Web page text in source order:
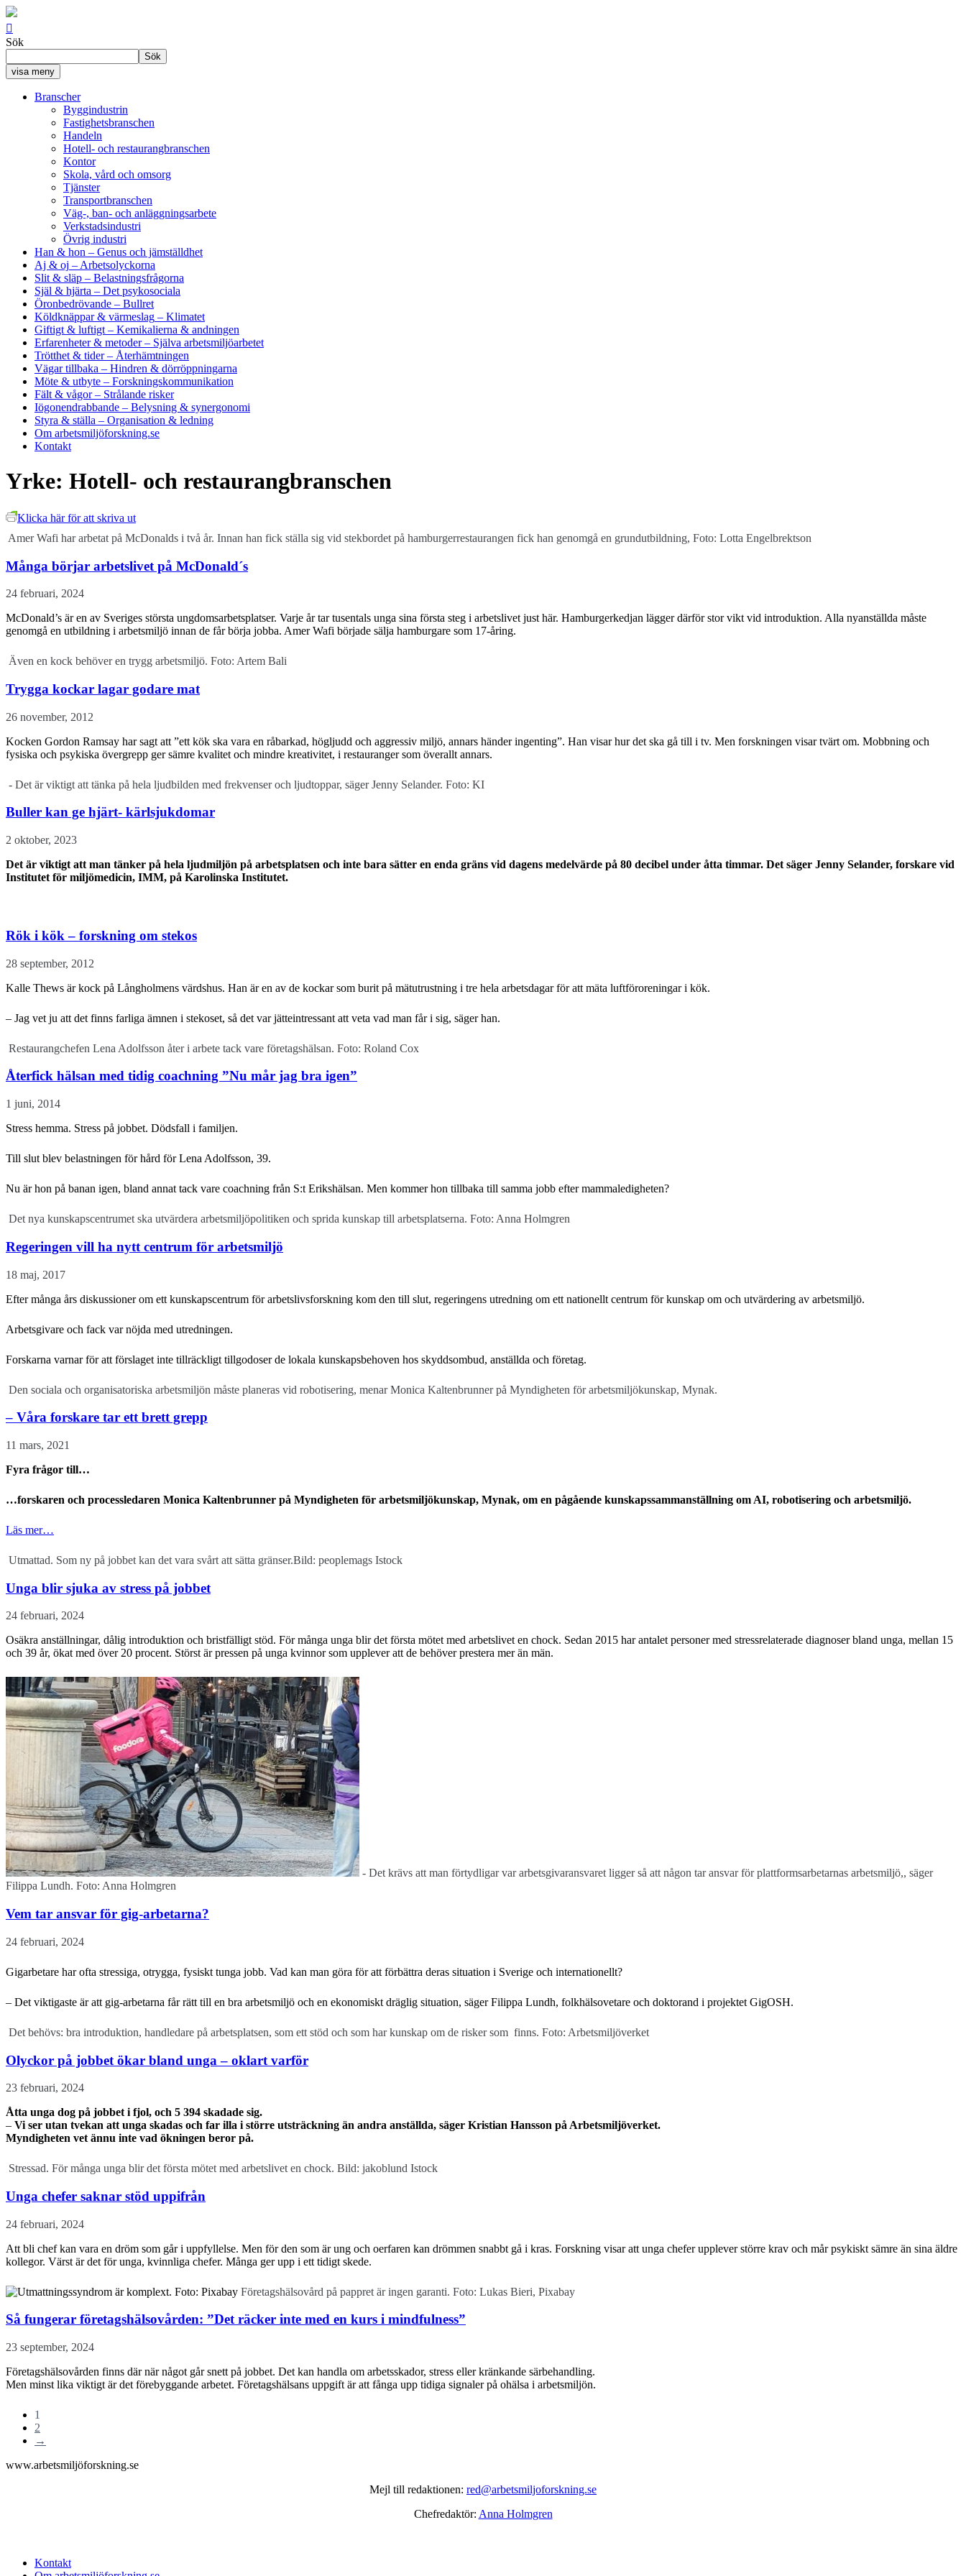

Sök
Sök
visa meny
Branscher
Byggindustrin
Fastighetsbranschen
Handeln
Hotell- och restaurangbranschen
Kontor
Skola, vård och omsorg
Tjänster
Transportbranschen
Väg-, ban- och anläggningsarbete
Verkstadsindustri
Övrig industri
Han & hon – Genus och jämställdhet
Aj & oj – Arbetsolyckorna
Slit & släp – Belastningsfrågorna
Själ & hjärta – Det psykosociala
Öronbedrövande – Bullret
Köldknäppar & värmeslag – Klimatet
Giftigt & luftigt – Kemikalierna & andningen
Erfarenheter & metoder– Själva arbetsmiljöarbetet
Trötthet & tider– Återhämtningen
Vägar tillbaka – Hindren & dörröppningarna
Möte & utbyte – Forskningskommunikation
Fält & vågor– Strålande risker
Iögonendrabbande – Belysning & synergonomi
Styra & ställa – Organisation & ledning
Om arbetsmiljöforskning.se
Kontakt
Yrke: Hotell- och restaurangbranschen
Klicka här för att skriva ut
Amer Wafi har arbetat på McDonalds i två år. Innan han fick ställa sig vid stekbordet på hamburgerrestaurangen fick han genomgå en grundutbildning, Foto: Lotta Engelbrektson
Många börjar arbetslivet på McDonald´s
24 februari, 2024
McDonald’s är en av Sveriges största ungdomsarbetsplatser. Varje år tar tusentals unga sina första steg i arbetslivet just här. Hamburgerkedjan lägger därför stor vikt vid introduktion. Alla nyanställda måste
genomgå en utbildning i arbetsmiljö innan de får börja jobba. Amer Wafi började sälja hamburgare som 17-åring.
Även en kock behöver en trygg arbetsmiljö. Foto: Artem Bali
Trygga kockar lagar godare mat
26 november, 2012
Kocken Gordon Ramsay har sagt att ”ett kök ska vara en råbarkad, högljudd och aggressiv miljö, annars händer ingenting”. Han visar hur det ska gå till i tv. Men forskningen visar tvärt om. Mobbning och
fysiska och psykiska övergrepp ger sämre kvalitet och mindre kreativitet, i restauranger som överallt annars.
- Det är viktigt att tänka på hela ljudbilden med frekvenser och ljudtoppar, säger Jenny Selander. Foto: KI
Buller kan ge hjärt- kärlsjukdomar
2 oktober, 2023
Det är viktigt att man tänker på hela ljudmiljön på arbetsplatsen och inte bara sätter en enda gräns vid dagens medelvärde på 80 decibel under åtta timmar. Det säger Jenny Selander, forskare vid
Institutet för miljömedicin, IMM, på Karolinska Institutet.
Rök i kök – forskning om stekos
28 september, 2012
Kalle Thews är kock på Långholmens värdshus. Han är en av de kockar som burit på mätutrustning i tre hela arbetsdagar för att mäta luftföroreningar i kök.
– Jag vet ju att det finns farliga ämnen i stekoset, så det var jätteintressant att veta vad man får i sig, säger han.
Restaurangchefen Lena Adolfsson åter i arbete tack vare företagshälsan. Foto: Roland Cox
Återfick hälsan med tidig coachning ”Nu mår jag bra igen”
1 juni, 2014
Stress hemma. Stress på jobbet. Dödsfall i familjen.
Till slut blev belastningen för hård för Lena Adolfsson, 39.
Nu är hon på banan igen, bland annat tack vare coachning från S:t Erikshälsan. Men kommer hon tillbaka till samma jobb efter mammaledigheten?
Det nya kunskapscentrumet ska utvärdera arbetsmiljöpolitiken och sprida kunskap till arbetsplatserna. Foto: Anna Holmgren
Regeringen vill ha nytt centrum för arbetsmiljö
18 maj, 2017
Efter många års diskussioner om ett kunskapscentrum för arbetslivsforskning kom den till slut, regeringens utredning om ett nationellt centrum för kunskap om och utvärdering av arbetsmiljö.
Arbetsgivare och fack var nöjda med utredningen.
Forskarna varnar för att förslaget inte tillräckligt tillgodoser de lokala kunskapsbehoven hos skyddsombud, anställda och företag.
Den sociala och organisatoriska arbetsmiljön måste planeras vid robotisering, menar Monica Kaltenbrunner på Myndigheten för arbetsmiljökunskap, Mynak.
– Våra forskare tar ett brett grepp
11 mars, 2021
Fyra frågor till…
…forskaren och processledaren Monica Kaltenbrunner på Myndigheten för arbetsmiljökunskap, Mynak, om en pågående kunskapssammanställning om AI, robotisering och arbetsmiljö.
Läs mer…
Utmattad. Som ny på jobbet kan det vara svårt att sätta gränser.Bild: peoplemags Istock
Unga blir sjuka av stress på jobbet
24 februari, 2024
Osäkra anställningar, dålig introduktion och bristfälligt stöd. För många unga blir det första mötet med arbetslivet en chock. Sedan 2015 har antalet personer med stressrelaterade diagnoser bland unga, mellan 15
och 39 år, ökat med över 20 procent. Störst är pressen på unga kvinnor som upplever att de behöver prestera mer än män.
- Det krävs att man förtydligar var arbetsgivaransvaret ligger så att någon tar ansvar för plattformsarbetarnas arbetsmiljö,, säger
Filippa Lundh. Foto: Anna Holmgren
Vem tar ansvar för gig-arbetarna?
24 februari, 2024
Gigarbetare har ofta stressiga, otrygga, fysiskt tunga jobb. Vad kan man göra för att förbättra deras situation i Sverige och internationellt?
– Det viktigaste är att gig-arbetarna får rätt till en bra arbetsmiljö och en ekonomiskt dräglig situation, säger Filippa Lundh, folkhälsovetare och doktorand i projektet GigOSH.
Det behövs: bra introduktion, handledare på arbetsplatsen, som ett stöd och som har kunskap om de risker som finns. Foto: Arbetsmiljöverket
Olyckor på jobbet ökar bland unga – oklart varför
23 februari, 2024
Åtta unga dog på jobbet i fjol, och 5 394 skadade sig.
– Vi ser utan tvekan att unga skadas och far illa i större utsträckning än andra anställda, säger Kristian Hansson på Arbetsmiljöverket.
Myndigheten vet ännu inte vad ökningen beror på.
Stressad. För många unga blir det första mötet med arbetslivet en chock. Bild: jakoblund Istock
Unga chefer saknar stöd uppifrån
24 februari, 2024
Att bli chef kan vara en dröm som går i uppfyllelse. Men för den som är ung och oerfaren kan drömmen snabbt gå i kras. Forskning visar att unga chefer upplever större krav och mår psykiskt sämre än sina äldre
kollegor. Värst är det för unga, kvinnliga chefer. Många ger upp i ett tidigt skede.
Företagshälsovård på pappret är ingen garanti. Foto: Lukas Bieri, Pixabay
Så fungerar företagshälsovården: ”Det räcker inte med en kurs i mindfulness”
23 september, 2024
Företagshälsovården finns där när något går snett på jobbet. Det kan handla om arbetsskador, stress eller kränkande särbehandling.
Men minst lika viktigt är det förebyggande arbetet. Företagshälsans uppgift är att fånga upp tidiga signaler på ohälsa i arbetsmiljön.
1
2
→
www.arbetsmiljöforskning.se
Mejl till redaktionen: red@arbetsmiljoforskning.se
Chefredaktör: Anna Holmgren
Kontakt